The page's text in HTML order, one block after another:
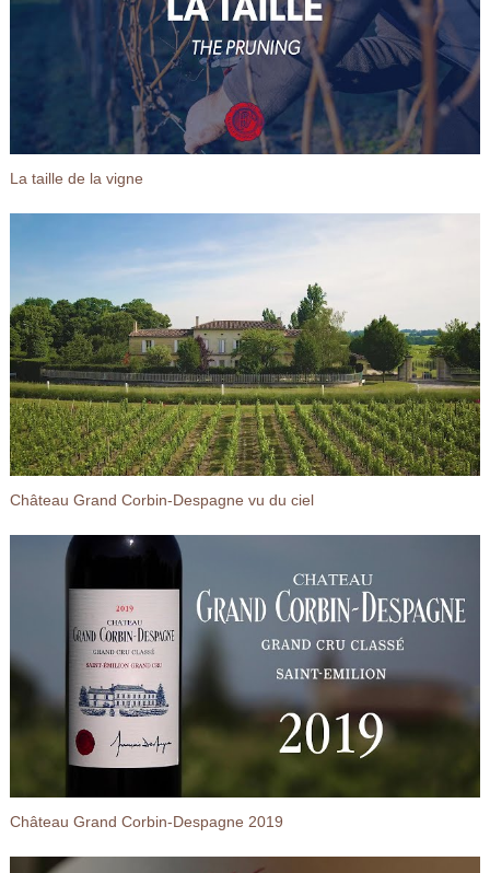
La taille de la vigne
Château Grand Corbin-Despagne vu du ciel
Château Grand Corbin-Despagne 2019